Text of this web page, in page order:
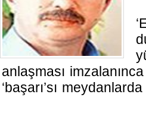
anlaşması
‘başarı’sı